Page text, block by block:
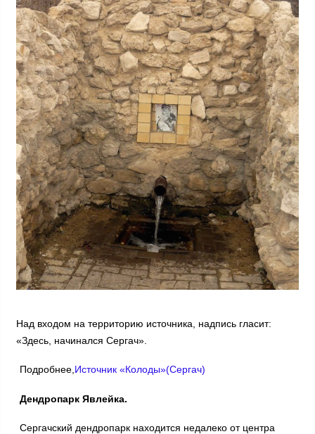
Над входом на территорию источника, надпись гласит:
«Здесь, начинался Сергач».
Подробнее,Источник «Колоды»(Сергач)
Дендропарк Явлейка.
Сергачский дендропарк находится недалеко от центра